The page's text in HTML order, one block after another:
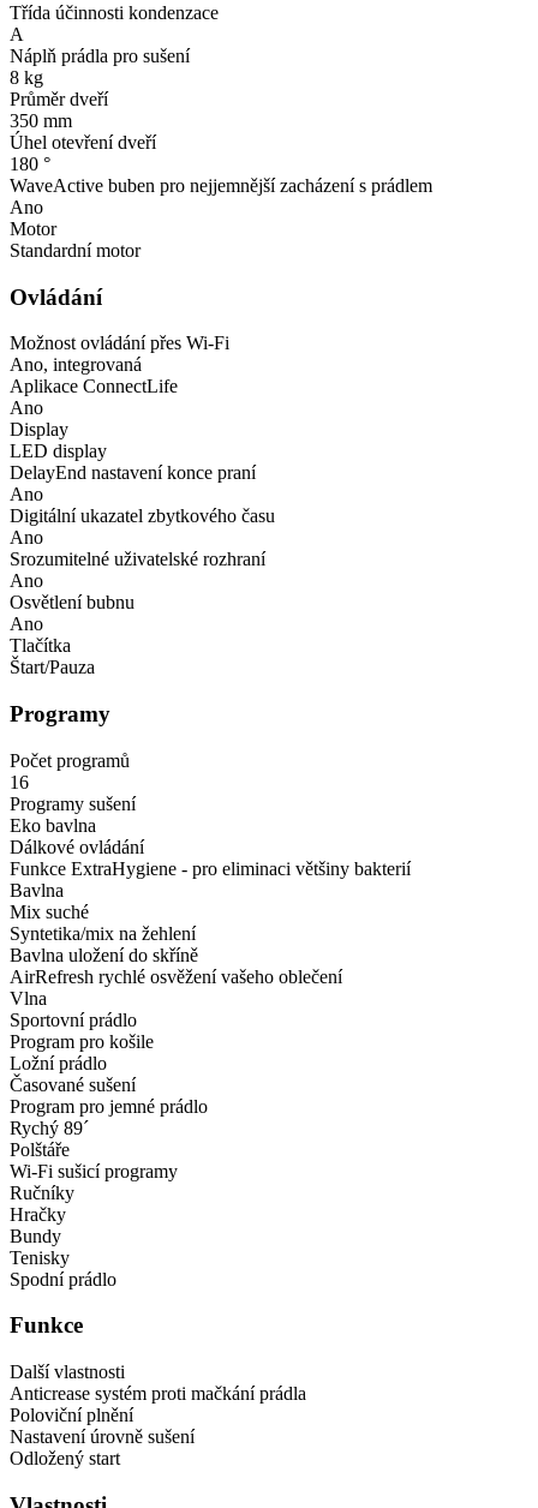
Třída účinnosti kondenzace
A
Náplň prádla pro sušení
8 kg
Průměr dveří
350 mm
Úhel otevření dveří
180 °
WaveActive buben pro nejjemnější zacházení s prádlem
Ano
Motor
Standardní motor
Ovládání
Možnost ovládání přes Wi-Fi
Ano, integrovaná
Aplikace ConnectLife
Ano
Display
LED display
DelayEnd nastavení konce praní
Ano
Digitální ukazatel zbytkového času
Ano
Srozumitelné uživatelské rozhraní
Ano
Osvětlení bubnu
Ano
Tlačítka
Štart/Pauza
Programy
Počet programů
16
Programy sušení
Eko bavlna
Dálkové ovládání
Funkce ExtraHygiene - pro eliminaci většiny bakterií
Bavlna
Mix suché
Syntetika/mix na žehlení
Bavlna uložení do skříně
AirRefresh rychlé osvěžení vašeho oblečení
Vlna
Sportovní prádlo
Program pro košile
Ložní prádlo
Časované sušení
Program pro jemné prádlo
Rychý 89´
Polštáře
Wi-Fi sušicí programy
Ručníky
Hračky
Bundy
Tenisky
Spodní prádlo
Funkce
Další vlastnosti
Anticrease systém proti mačkání prádla
Poloviční plnění
Nastavení úrovně sušení
Odložený start